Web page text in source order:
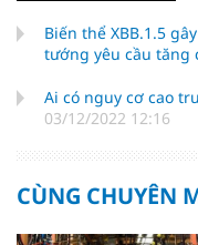
Biến thể XBB.1.5
tướng yêu cầu tăng
Ai có nguy cơ cao
03/12/2022 12:16
CÙNG CHUYÊN